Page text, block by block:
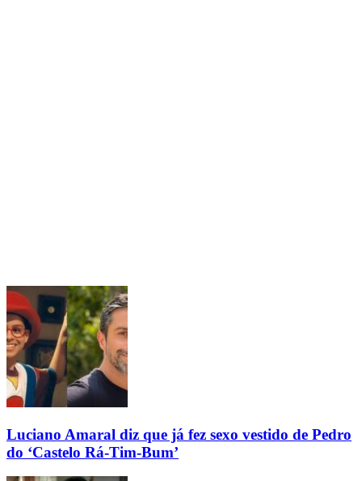
Luciano Amaral diz que já fez sexo vestido de Pedro
do ‘Castelo Rá-Tim-Bum’